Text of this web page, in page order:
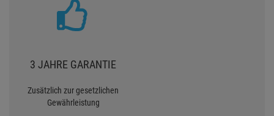
3 JAHRE GARANTIE
Zusätzlich zur gesetzlichen
Gewährleistung